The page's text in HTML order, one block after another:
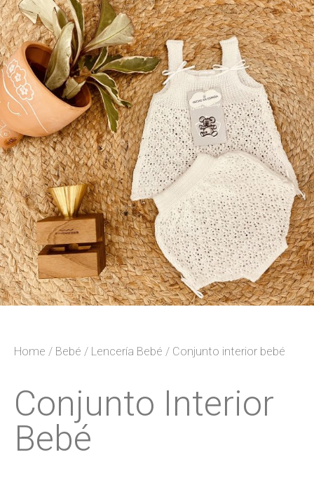
Home / Bebé / Lencería Bebé / Conjunto interior bebé
Conjunto Interior
Bebé